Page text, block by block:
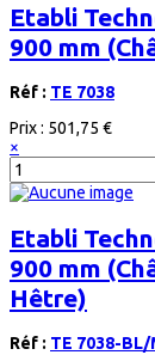
Etabli
900 mm
Réf : TE 7038
Prix : 501,75 €
×
Etabli
900 mm
Hêtre)
Réf : TE 7038-BL/